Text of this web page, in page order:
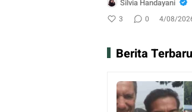
Silvia Handayani
3 0 4/08/
Berita Terbaru